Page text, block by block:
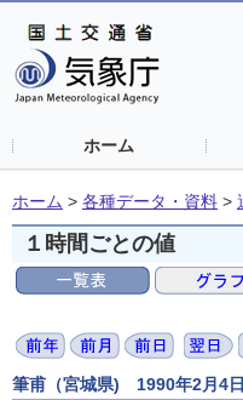
ホーム
ホーム > 各種データ・資料 >
１時間ごとの値
筆甫（宮城県) 1990年2月4日